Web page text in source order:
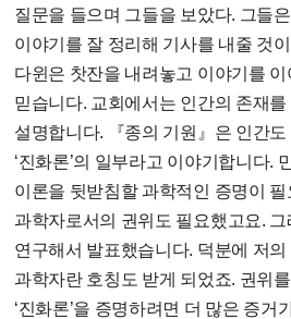
질문을 들으며 그들을 보았다. 그들
이야기를 잘 정리해 기사를 내줄 것
다윈은 찻잔을 내려놓고 이야기를 이
믿습니다. 교회에서는 인간의 존재를
설명합니다. 『종의 기원』은 인간
‘진화론’의 일부라고 이야기합니다.
이론을 뒷받침할 과학적인 증명이
과학자로서의 권위도 필요했고요. 그
연구해서 발표했습니다. 덕분에 저
과학자란 호칭도 받게 되었죠. 권위
‘진화론’을 증명하려면 더 많은 증거